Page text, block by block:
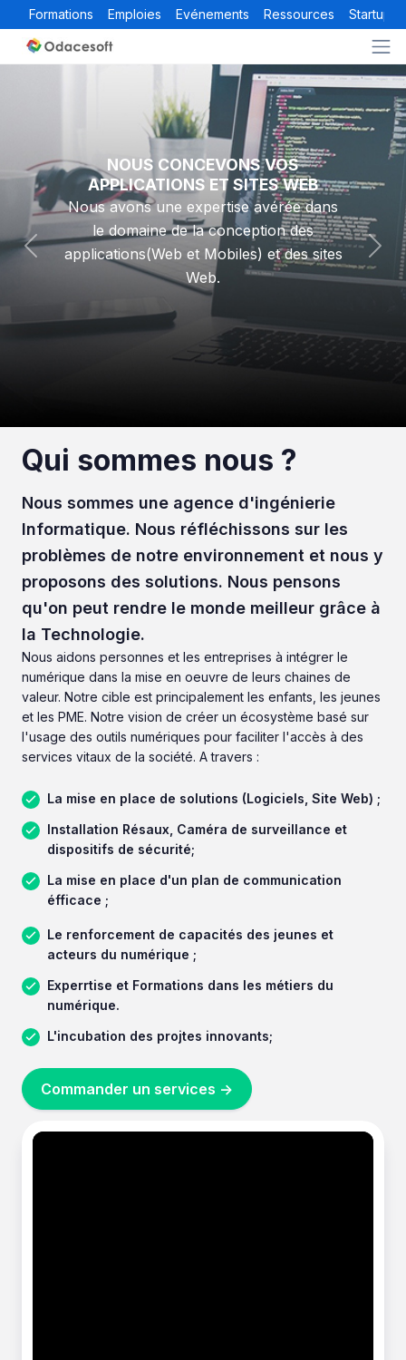
Formations Emploies Evénements Ressources Startups
NOUS CONCEVONS VOS
APPLICATIONS ET SITES WEB
Nous avons une expertise avérée dans
le domaine de la conception des
applications(Web et Mobiles) et des sites
Web.
Previous Next
Qui sommes nous ?
Nous sommes une agence d'ingénierie
Informatique. Nous réfléchissons sur les
problèmes de notre environnement et nous y
proposons des solutions. Nous pensons
qu'on peut rendre le monde meilleur grâce à
la Technologie.
Nous aidons personnes et les entreprises à intégrer le
numérique dans la mise en oeuvre de leurs chaines de
valeur. Notre cible est principalement les enfants, les jeunes
et les PME. Notre vision de créer un écosystème basé sur
l'usage des outils numériques pour faciliter l'accès à des
services vitaux de la société. A travers :
La mise en place de solutions (Logiciels, Site Web) ;
Installation Résaux, Caméra de surveillance et
dispositifs de sécurité;
La mise en place d'un plan de communication
éfficace ;
Le renforcement de capacités des jeunes et
acteurs du numérique ;
Experrtise et Formations dans les métiers du
numérique.
L'incubation des projtes innovants;
Commander un services ->